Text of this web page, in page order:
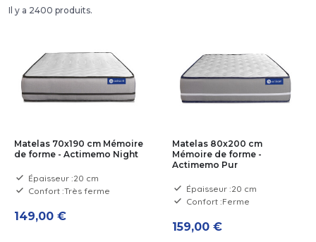
Il y a 2400 produits.
Matelas 70x190 cm Mémoire
de forme - Actimemo Night
Épaisseur :20 cm
Confort :Très ferme
149,00 €
Matelas 80x200 cm
Mémoire de forme -
Actimemo Pur
Épaisseur :20 cm
Confort :Ferme
159,00 €